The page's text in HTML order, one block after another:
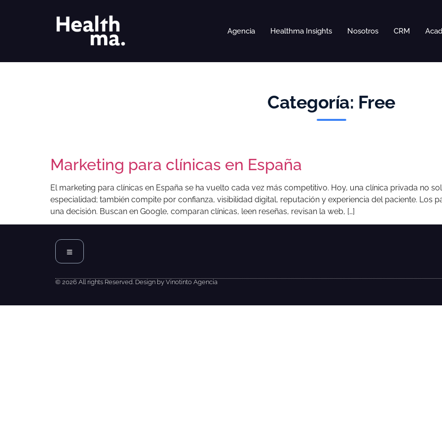
Agencia Healthma Insights Nosotros CRM
Categoría: Free
Marketing para clínicas en España
El marketing para clínicas en España se ha vuelto cada vez más competitivo. Hoy, una clínica privada no
especialidad; también compite por confianza, visibilidad digital, reputación y experiencia del paciente. Los
una decisión. Buscan en Google, comparan clínicas, leen reseñas, revisan la web, […]
© 2026 All rights Reserved. Design by Vinotinto Agencia